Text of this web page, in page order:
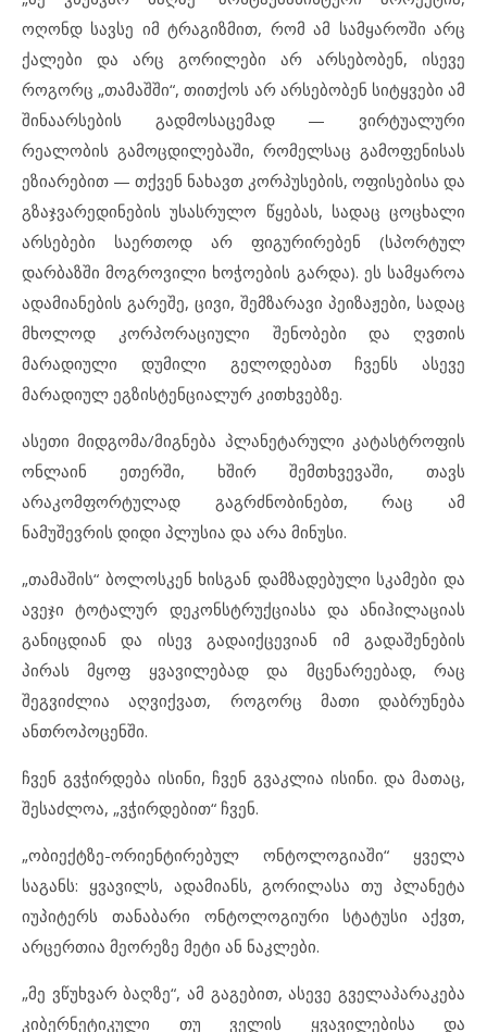
ოღონდ სავსე იმ ტრაგიზმით, რომ ამ სამყაროში არც
ქალები და არც გორილები არ არსებობენ, ისევე
როგორც „თამაშში“, თითქოს არ არსებობენ სიტყვები ამ
შინაარსების გადმოსაცემად — ვირტუალური
რეალობის გამოცდილებაში, რომელსაც გამოფენისას
ეზიარებით — თქვენ ნახავთ კორპუსების, ოფისებისა და
გზაჯვარედინების უსასრულო წყებას, სადაც ცოცხალი
არსებები საერთოდ არ ფიგურირებენ (სპორტულ
დარბაზში მოგროვილი ხოჭოების გარდა). ეს სამყაროა
ადამიანების გარეშე, ცივი, შემზარავი პეიზაჟები, სადაც
მხოლოდ კორპორაციული შენობები და ღვთის
მარადიული დუმილი გელოდებათ ჩვენს ასევე
მარადიულ ეგზისტენციალურ კითხვებზე.
ასეთი მიდგომა/მიგნება პლანეტარული კატასტროფის
ონლაინ ეთერში, ხშირ შემთხვევაში, თავს
არაკომფორტულად გაგრძნობინებთ, რაც ამ
ნამუშევრის დიდი პლუსია და არა მინუსი.
„თამაშის“ ბოლოსკენ ხისგან დამზადებული სკამები და
ავეჯი ტოტალურ დეკონსტრუქციასა და ანიჰილაციას
განიცდიან და ისევ გადაიქცევიან იმ გადაშენების
პირას მყოფ ყვავილებად და მცენარეებად, რაც
შეგვიძლია აღვიქვათ, როგორც მათი დაბრუნება
ანთროპოცენში.
ჩვენ გვჭირდება ისინი, ჩვენ გვაკლია ისინი. და მათაც,
შესაძლოა, „ვჭირდებით“ ჩვენ.
„ობიექტზე-ორიენტირებულ ონტოლოგიაში“ ყველა
საგანს: ყვავილს, ადამიანს, გორილასა თუ პლანეტა
იუპიტერს თანაბარი ონტოლოგიური სტატუსი აქვთ,
არცერთია მეორეზე მეტი ან ნაკლები.
„მე ვწუხვარ ბაღზე“, ამ გაგებით, ასევე გველაპარაკება
კიბერნეტიკული თუ ველის ყვავილებისა და